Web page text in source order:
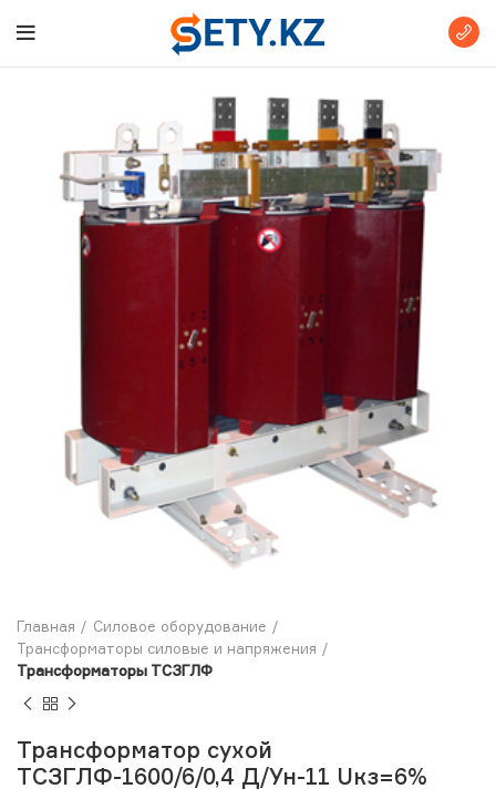
Главная
Силовое оборудование
Трансформаторы силовые и напряжения
Трансформаторы ТСЗГЛФ
Трансформатор сухой
ТСЗГЛФ-1600/6/0,4 Д/Ун-11 Uкз=6%